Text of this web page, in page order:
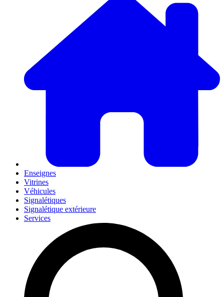
Enseignes
Vitrines
Véhicules
Signalétiques
Signalétique extérieure
Services